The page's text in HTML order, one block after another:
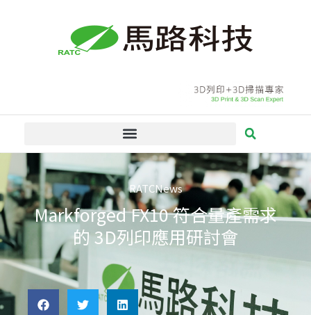
RATCNews
Markforged FX10 符合量產需求
的 3D列印應用研討會